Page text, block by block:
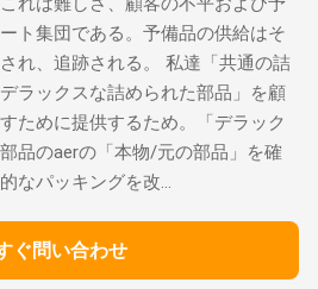
ト集団である。予備品の供給はそ
れ、追跡される。 私達「共通の詰
ラックスな詰められた部品」を顧
ために提供するため。「デラック
品のaerの「本物/元の部品」を確
なパッキングを改...
ぐ問い合わせ